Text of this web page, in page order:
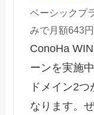
ベーシックプ
みで月額643
ConoHa
ーンを実施
ドメイン2
なります。